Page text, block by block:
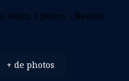
+ de photos